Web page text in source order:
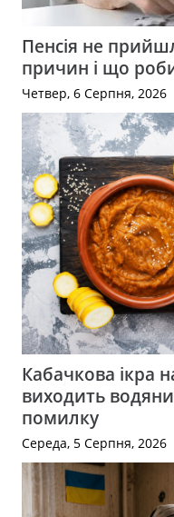
Пенсія не
причин і що
Четвер, 6 Серпня, 2026
Кабачкова ікра
виходить
помилку
Середа, 5 Серпня, 2026